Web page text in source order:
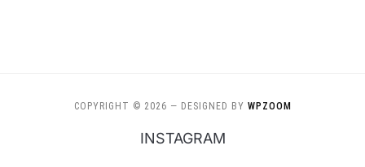
COPYRIGHT © 2026 — DESIGNED BY WPZOOM
INSTAGRAM